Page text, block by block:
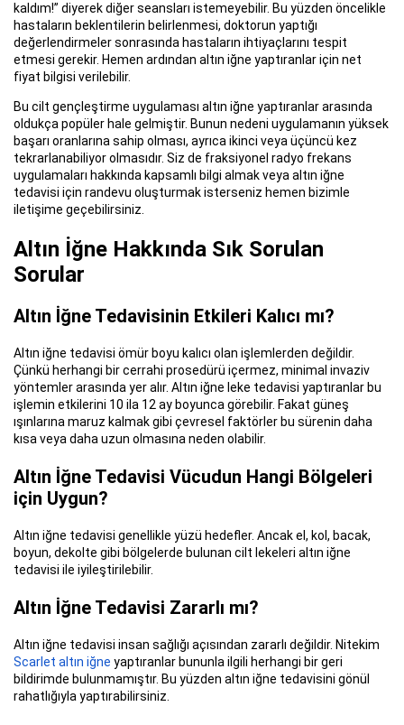
kaldım!” diyerek diğer seansları istemeyebilir. Bu yüzden öncelikle
hastaların beklentilerin belirlenmesi, doktorun yaptığı
değerlendirmeler sonrasında hastaların ihtiyaçlarını tespit
etmesi gerekir. Hemen ardından altın iğne yaptıranlar için net
fiyat bilgisi verilebilir.
Bu cilt gençleştirme uygulaması altın iğne yaptıranlar arasında
oldukça popüler hale gelmiştir. Bunun nedeni uygulamanın yüksek
başarı oranlarına sahip olması, ayrıca ikinci veya üçüncü kez
tekrarlanabiliyor olmasıdır. Siz de fraksiyonel radyo frekans
uygulamaları hakkında kapsamlı bilgi almak veya altın iğne
tedavisi için randevu oluşturmak isterseniz hemen bizimle
iletişime geçebilirsiniz.
Altın İğne Hakkında Sık Sorulan
Sorular
Altın İğne Tedavisinin Etkileri Kalıcı mı?
Altın iğne tedavisi ömür boyu kalıcı olan işlemlerden değildir.
Çünkü herhangi bir cerrahi prosedürü içermez, minimal invaziv
yöntemler arasında yer alır. Altın iğne leke tedavisi yaptıranlar bu
işlemin etkilerini 10 ila 12 ay boyunca görebilir. Fakat güneş
ışınlarına maruz kalmak gibi çevresel faktörler bu sürenin daha
kısa veya daha uzun olmasına neden olabilir.
Altın İğne Tedavisi Vücudun Hangi Bölgeleri
için Uygun?
Altın iğne tedavisi genellikle yüzü hedefler. Ancak el, kol, bacak,
boyun, dekolte gibi bölgelerde bulunan cilt lekeleri altın iğne
tedavisi ile iyileştirilebilir.
Altın İğne Tedavisi Zararlı mı?
Altın iğne tedavisi insan sağlığı açısından zararlı değildir. Nitekim
Scarlet altın iğne yaptıranlar bununla ilgili herhangi bir geri
bildirimde bulunmamıştır. Bu yüzden altın iğne tedavisini gönül
rahatlığıyla yaptırabilirsiniz.